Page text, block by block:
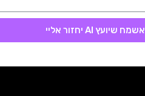
אשמח שיועץ AI יחזור אליי